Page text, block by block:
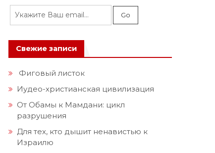
Свежие записи
Фиговый листок
Иудео-христианская цивилизация
От Обамы к Мамдани: цикл
разрушения
Для тех, кто дышит ненавистью к
Израилю